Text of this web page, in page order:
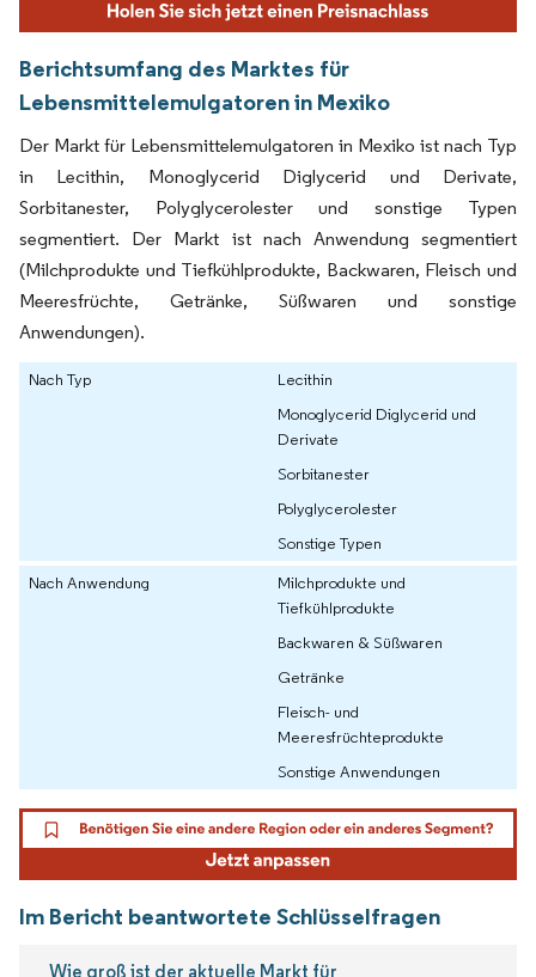
Berichtsumfang des Marktes für
Lebensmittelemulgatoren in Mexiko
Der Markt für Lebensmittelemulgatoren in Mexiko ist nach Typ
in Lecithin, Monoglycerid Diglycerid und Derivate,
Sorbitanester, Polyglycerolester und sonstige Typen
segmentiert. Der Markt ist nach Anwendung segmentiert
(Milchprodukte und Tiefkühlprodukte, Backwaren, Fleisch und
Meeresfrüchte, Getränke, Süßwaren und sonstige
Anwendungen).
Nach Typ
Lecithin
Monoglycerid Diglycerid und
Derivate
Sorbitanester
Polyglycerolester
Sonstige Typen
Nach Anwendung
Milchprodukte und
Tiefkühlprodukte
Backwaren & Süßwaren
Getränke
Fleisch- und
Meeresfrüchteprodukte
Sonstige Anwendungen
Im Bericht beantwortete Schlüsselfragen
Wie groß ist der aktuelle Markt für